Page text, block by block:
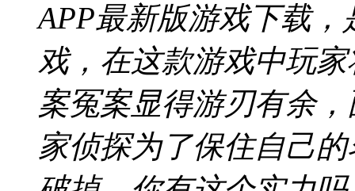
APP最新版游戏下载
戏，在这款游戏中玩
案冤案显得游刃有余
家侦探为了保住自己